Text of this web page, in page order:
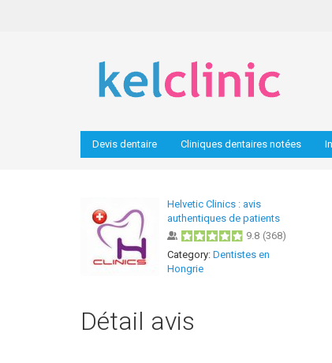
Devis dentaire Cliniques dentaires notées
Helvetic Clinics : avis
authentiques de patients
9.8 (368)
Category: Dentistes en
Hongrie
Détail avis